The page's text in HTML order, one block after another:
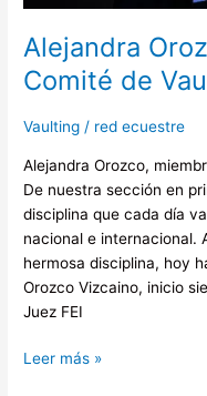
Alejandra
Comité de
Vaulting / red ecuestre
Alejandra Orozco,
De nuestra sección en
disciplina que cada día
nacional e internacional.
hermosa disciplina, hoy
Orozco Vizcaino, inicio
Juez FEI
Leer más »